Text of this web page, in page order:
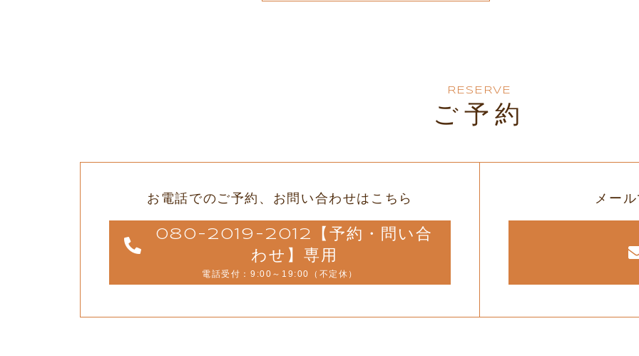
RESERVE
ご予約
お電話でのご予約、 お問い合わせはこちら
080-2019-2012【予約・問い合
わせ】専用
電話受付：9:00～19:00（不定休）
メー